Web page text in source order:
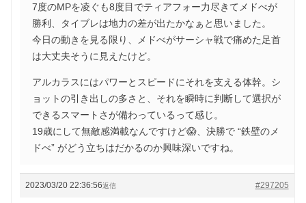
7度のMPを凌ぐも8度目でティアフォー力尽きてメドべが
勝利、タイブレは地力の差が出たかなぁと思いました。
今日の動きを見る限り、メドべがサーシャ戦で痛めた足首
は大丈夫そうに見えたけど。
アルカラスにはパワーとスピードにそれを支える体幹。シ
ョットの引き出しの多さと、それを瞬時に判断して選択が
できるスマートさが備わっているって感じ。
19歳にして無敵感満載なんですけど😱、決勝で “鉄壁のメ
ドべ” がどう立ちはだかるのか興味深いですね。
2023/03/20 22:36:56 #297205
返信